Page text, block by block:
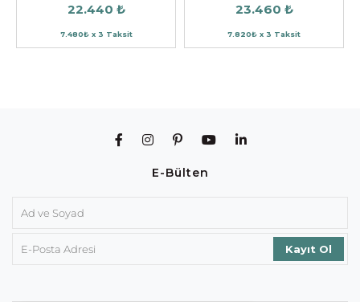
22.440 ₺
7.480₺ x 3 Taksit
23.460 ₺
7.820₺ x 3 Taksit
E-Bülten